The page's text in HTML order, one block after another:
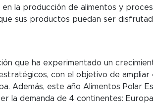
la producción de alimentos y
sus productos puedan ser
que ha experimentado un
con el objetivo de
Además, este año Alimentos Polar
la demanda de 4 continentes: